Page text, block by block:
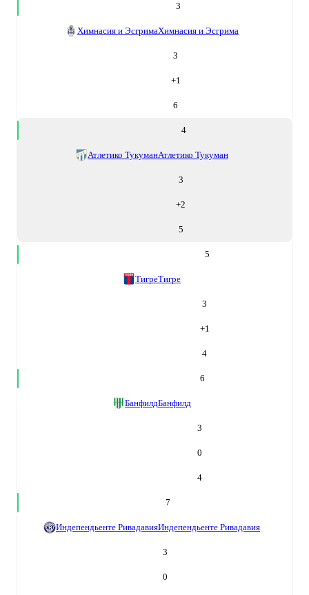
3
Химнасия и ЭсгримаХимнасия и Эсгрима
3
+1
6
4
Атлетико ТукуманАтлетико Тукуман
3
+2
5
5
ТигреТигре
3
+1
4
6
БанфилдБанфилд
3
0
4
7
Индепендьенте РивадавияИндепендьенте Ривадавия
3
0